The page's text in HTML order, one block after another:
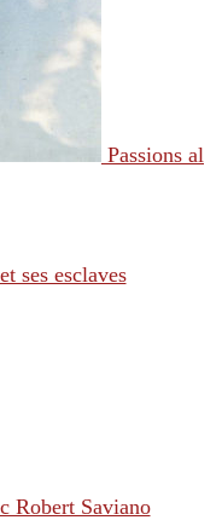
Passions al
ses esclaves
Robert Saviano